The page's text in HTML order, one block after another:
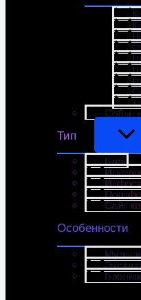
Тип
Блог
Сайт
Особенности